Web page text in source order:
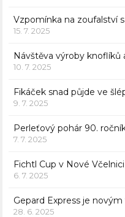
Vzpomínka na zoufalství
15. 7. 2025
Návštěva výroby
10. 7. 2025
Fikáček snad půjde ve
9. 7. 2025
Perleťový pohár 90.
7. 7. 2025
Fichtl Cup v Nové Včelnici
6. 7. 2025
Gepard Express je
28. 6. 2025